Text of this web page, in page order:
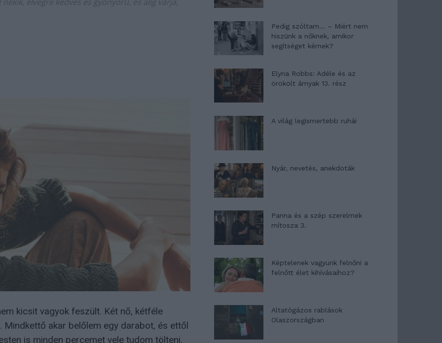
kicsit vagyok feszült. Két nő, kétféle
Mindkettő akar belőlem egy darabot, és ettől
is minden percemet vele tudom tölteni,
Pedig szóltam… – Miért nem
hiszünk a nőknek, amikor
segítséget kérnek?
Elyna Robbs: Adéle és az
örökölt árnyak 13. rész
A világ legismertebb ruhái
Nyár, nevetés, anekdoták
Panna és a szép szerelmek
mítosza 3.
Képtelenek vagyunk felnőni a
felnőtt élet kihívásaihoz?
Altatógázos rablások
Olaszországban